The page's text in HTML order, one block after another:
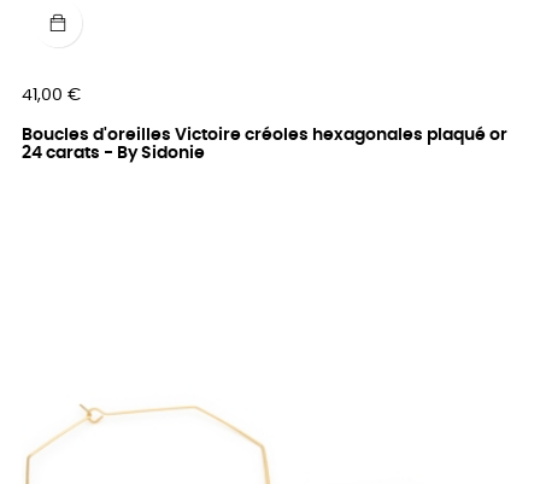
Prix
41,00 €
Boucles d'oreilles Victoire créoles hexagonales plaqué or
24 carats - By Sidonie